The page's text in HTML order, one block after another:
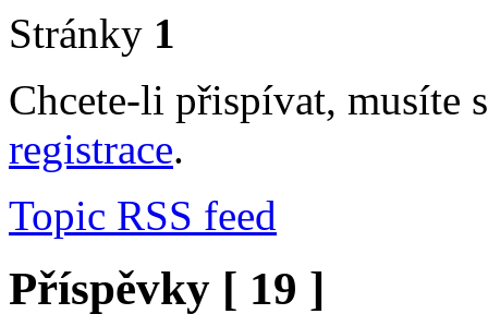
Stránky 1
Chcete-li přispívat, musíte
registrace.
Topic RSS feed
Příspěvky [ 19 ]